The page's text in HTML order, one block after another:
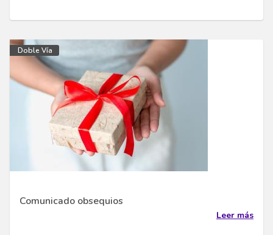
Doble Vía
Comunicado obsequios
Leer más